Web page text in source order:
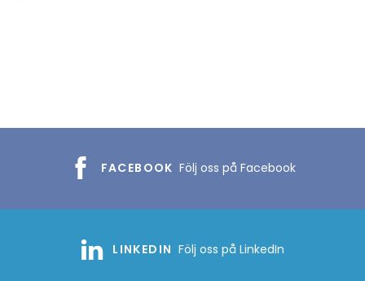
FACEBOOK Följ oss på Facebook
LINKEDIN Följ oss på LinkedIn